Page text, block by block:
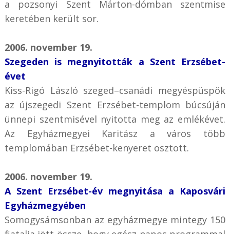
a pozsonyi Szent Márton-dómban szentmise
keretében került sor.
2006. november 19.
Szegeden is megnyitották a Szent Erzsébet-
évet
Kiss-Rigó László szeged–csanádi megyéspüspök
az újszegedi Szent Erzsébet-templom búcsúján
ünnepi szentmisével nyitotta meg az emlékévet.
Az Egyházmegyei Karitász a város több
templomában Erzsébet-kenyeret osztott.
2006. november 19.
A Szent Erzsébet-év megnyitása a Kaposvári
Egyházmegyében
Somogysámsonban az egyházmegye mintegy 150